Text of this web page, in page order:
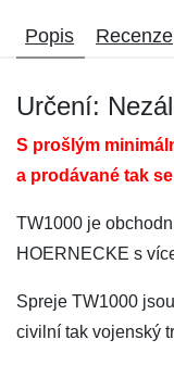
Popis Recenze
Určení:
S prošlým
a prodávané tak
TW1000 je
HOERNECKE s
Spreje TW1000
civilní tak vojenský